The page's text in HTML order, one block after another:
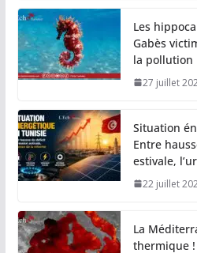
Les
Gabès
la pollution
27 juillet
Situation
Entre
estivale,
22 juillet
La
thermique !